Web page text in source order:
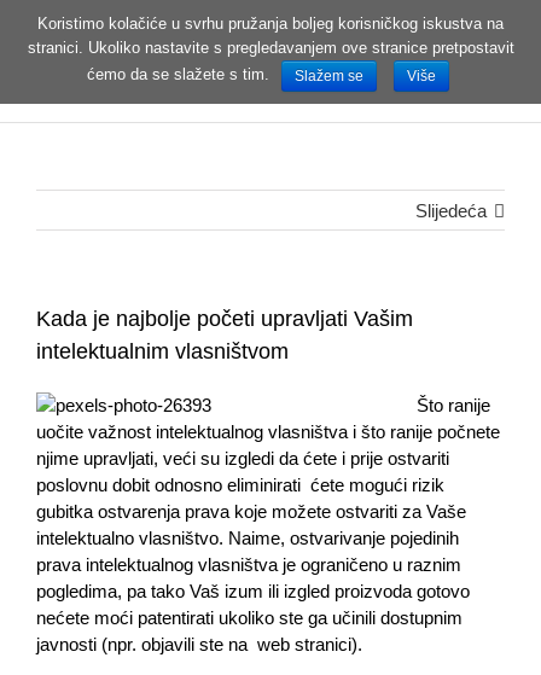
Slijedeća
Kada je najbolje početi upravljati Vašim
intelektualnim vlasništvom
Što ranije
uočite važnost intelektualnog vlasništva i što ranije počnete
njime upravljati, veći su izgledi da ćete i prije ostvariti
poslovnu dobit odnosno eliminirati ćete mogući rizik
gubitka ostvarenja prava koje možete ostvariti za Vaše
intelektualno vlasništvo. Naime, ostvarivanje pojedinih
prava intelektualnog vlasništva je ograničeno u raznim
pogledima, pa tako Vaš izum ili izgled proizvoda gotovo
nećete moći patentirati ukoliko ste ga učinili dostupnim
javnosti (npr. objavili ste na web stranici).
Koristimo kolačiće u svrhu pružanja boljeg korisničkog iskustva na
stranici. Ukoliko nastavite s pregledavanjem ove stranice pretpostavit
ćemo da se slažete s tim.
Slažem se Više